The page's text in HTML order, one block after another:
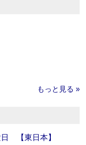
もっと見る »
【東日本】